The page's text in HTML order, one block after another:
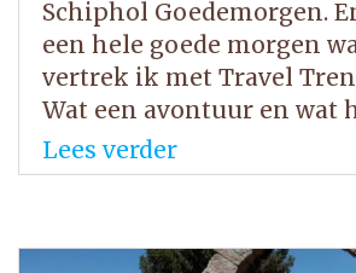
Schiphol Goedemorgen.
een hele goede morgen
vertrek ik met Travel
Wat een avontuur en wat
Lees verder